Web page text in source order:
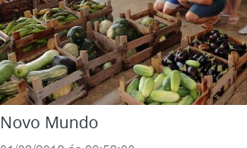
Novo Mundo